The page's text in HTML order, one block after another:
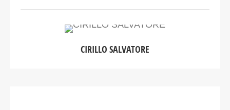
CIRILLO SALVATORE